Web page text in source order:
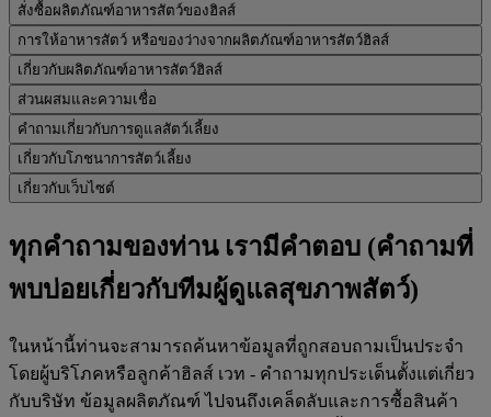
สั่งซื้อผลิตภัณฑ์อาหารสัตว์ของฮิลส์
การให้อาหารสัตว์ หรือของว่างจากผลิตภัณฑ์อาหารสัตว์ฮิลส์
เกี่ยวกับผลิตภัณฑ์อาหารสัตว์ฮิลส์
ส่วนผสมและความเชื่อ
คำถามเกี่ยวกับการดูแลสัตว์เลี้ยง
เกี่ยวกับโภชนาการสัตว์เลี้ยง
เกี่ยวกับเว็บไซต์
ทุกคำถามของท่าน เรามีคำตอบ (คำถามที่
พบบ่อยเกี่ยวกับทีมผู้ดูแลสุขภาพสัตว์)
ในหน้านี้ท่านจะสามารถค้นหาข้อมูลที่ถูกสอบถามเป็นประจำ
โดยผู้บริโภคหรือลูกค้าฮิลส์ เวท - คำถามทุกประเด็นตั้งแต่เกี่ยว
กับบริษัท ข้อมูลผลิตภัณฑ์ ไปจนถึงเคล็ดลับและการซื้อสินค้า